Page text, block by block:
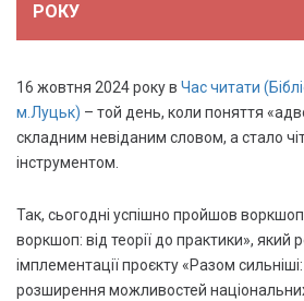
РОКУ
16 жовтня 2024 року в Час читати
м.Луцьк) – той день, коли поняття
складним невіданим словом, а стало
інструментом.
Так, сьогодні успішно пройшов
воркшоп: від теорії до практики», який
імплементації проєкту «Разом
розширення можливостей